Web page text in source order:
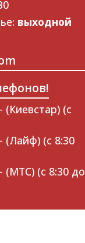
выходной
(Киевстар) (с
(Лайф) (с 8:30
(МТС) (с 8:30 до